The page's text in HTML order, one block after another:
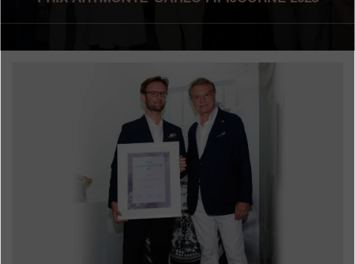
Boutiques
ENGLISH 日本語